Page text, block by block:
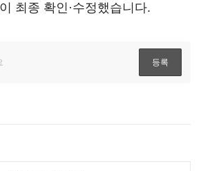
최종 확인·수정했습니다.